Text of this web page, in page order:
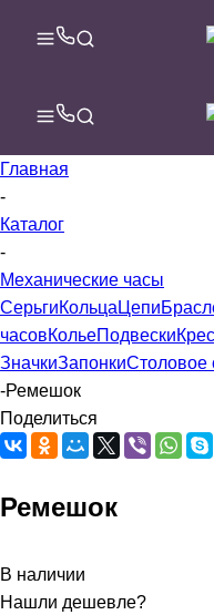
Главная
-
Каталог
-
Механические часы
СерьгиКольца Цепи
часовКольеПодвески
ЗначкиЗапонкиСтоловое
-Ремешок
Поделиться
Ремешок
В наличии
Нашли дешевле?